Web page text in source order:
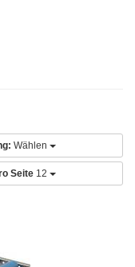
Wählen
Seite 12